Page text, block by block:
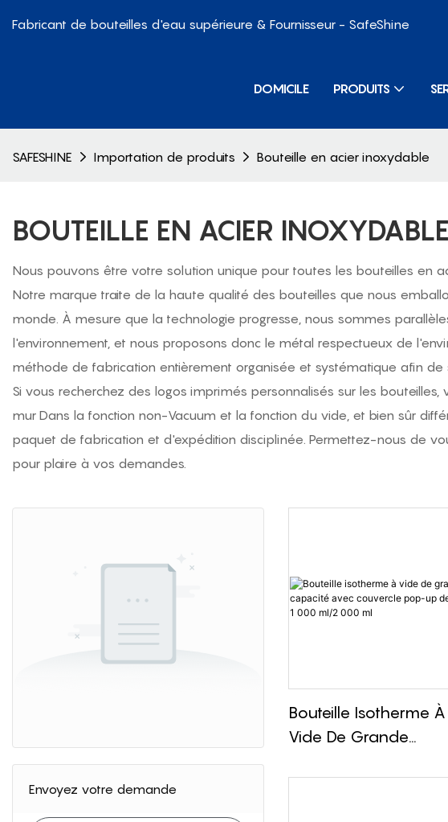
Fabricant de bouteilles d'eau supérieure & Fournisseur - SafeShine
DOMICILE PRODUITS
SAFESHINE Importation de produits Bouteille en acier inoxydable
BOUTEILLE EN ACIER INOXYDABLE
Nous pouvons être votre solution unique pour toutes les bouteilles en
Notre marque traite de la haute qualité des bouteilles que nous
monde. À mesure que la technologie progresse, nous sommes
l'environnement, et nous proposons donc le métal respectueux de
méthode de fabrication entièrement organisée et systématique afin de
Si vous recherchez des logos imprimés personnalisés sur les
mur Dans la fonction non-Vacuum et la fonction du vide, et bien sûr
paquet de fabrication et d'expédition disciplinée. Permettez-nous de
pour plaire à vos demandes.
Envoyez votre demande
Bouteille Isotherme À
Vide De Grande